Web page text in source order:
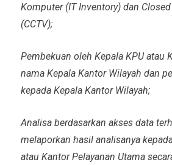
Komputer (IT Inventory) dan
(CCTV);
Pembekuan oleh Kepala KPU atau
nama Kepala Kantor Wilayah dan
kepada Kepala Kantor Wilayah;
Analisa berdasarkan akses data
melaporkan hasil analisanya
atau Kantor Pelayanan Utama